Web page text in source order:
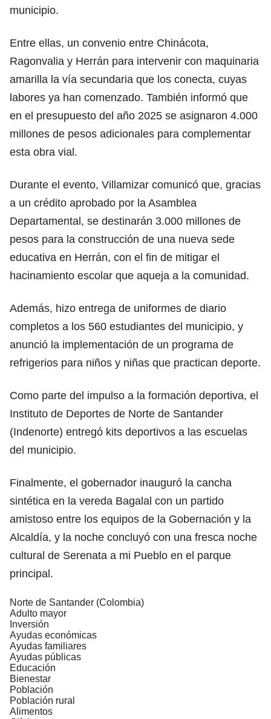
municipio.
Entre ellas, un convenio entre Chinácota,
Ragonvalia y Herrán para intervenir con maquinaria
amarilla la vía secundaria que los conecta, cuyas
labores ya han comenzado. También informó que
en el presupuesto del año 2025 se asignaron 4.000
millones de pesos adicionales para complementar
esta obra vial.
Durante el evento, Villamizar comunicó que, gracias
a un crédito aprobado por la Asamblea
Departamental, se destinarán 3.000 millones de
pesos para la construcción de una nueva sede
educativa en Herrán, con el fin de mitigar el
hacinamiento escolar que aqueja a la comunidad.
Además, hizo entrega de uniformes de diario
completos a los 560 estudiantes del municipio, y
anunció la implementación de un programa de
refrigerios para niños y niñas que practican deporte.
Como parte del impulso a la formación deportiva, el
Instituto de Deportes de Norte de Santander
(Indenorte) entregó kits deportivos a las escuelas
del municipio.
Finalmente, el gobernador inauguró la cancha
sintética en la vereda Bagalal con un partido
amistoso entre los equipos de la Gobernación y la
Alcaldía, y la noche concluyó con una fresca noche
cultural de Serenata a mi Pueblo en el parque
principal.
Norte de Santander (Colombia)
Adulto mayor
Inversión
Ayudas económicas
Ayudas familiares
Ayudas públicas
Educación
Bienestar
Población
Población rural
Alimentos